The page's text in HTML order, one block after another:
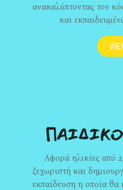
ανακαλύπτοντας τον
και
Αφορά ηλικίες από
ξεχωριστή και
εκπαίδευση η οποία θα